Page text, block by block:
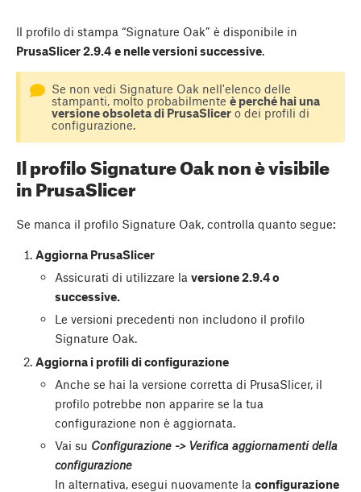
Il profilo di stampa “Signature Oak” è disponibile in
PrusaSlicer 2.9.4 e nelle versioni successive.
Se non vedi Signature Oak nell'elenco delle
stampanti, molto probabilmente è perché hai una
versione obsoleta di PrusaSlicero dei profili di
configurazione.
Il profilo Signature Oak non è visibile
in PrusaSlicer
Se manca il profilo Signature Oak, controlla quanto segue:
Aggiorna PrusaSlicer
Assicurati di utilizzare la versione 2.9.4 o
successive.
Le versioni precedenti non includono il profilo
Signature Oak.
Aggiorna i profili di configurazione
Anche se hai la versione corretta di PrusaSlicer, il
profilo potrebbe non apparire se la tua
configurazione non è aggiornata.
Vai su Configurazione -> Verifica aggiornamenti della
configurazione
In alternativa, esegui nuovamente la configurazione